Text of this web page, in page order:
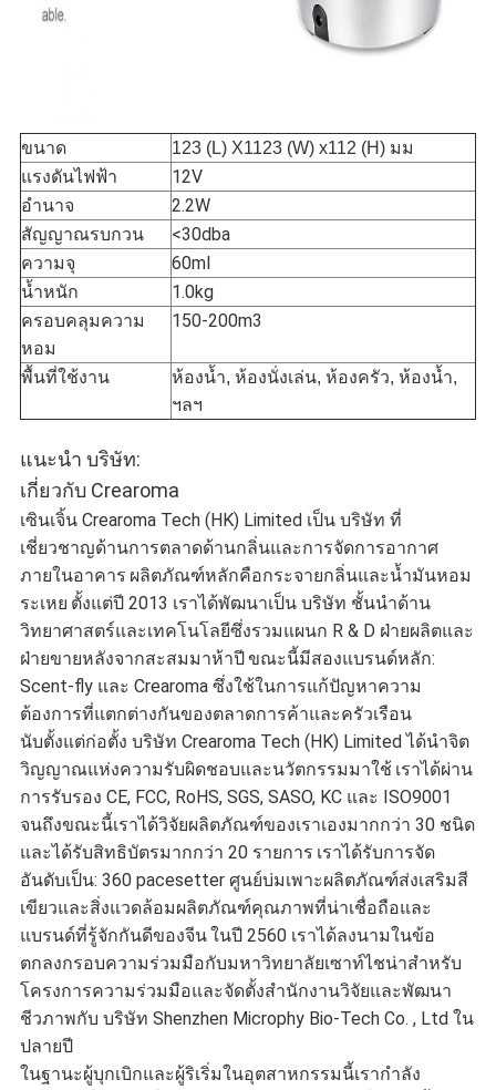
ขนาด 123 (L) X1123 (W) x112 (H) มม
แรงดันไฟฟ้า
12V
อำนาจ
2.2W
สัญญาณรบกวน
<30dba
ความจุ
60ml
น้ำหนัก
1.0kg
ครอบคลุมความ
หอม
150-200m3
พื้นที่ใช้งาน
ห้องน้ำ, ห้องนั่งเล่น, ห้องครัว, ห้องน้ำ,
ฯลฯ
แนะนำ บริษัท:
เกี่ยวกับ Crearoma
เซินเจิ้น Crearoma Tech (HK) Limited เป็น บริษัท ที่
เชี่ยวชาญด้านการตลาดด้านกลิ่นและการจัดการอากาศ
ภายในอาคาร ผลิตภัณฑ์หลักคือกระจายกลิ่นและน้ำมันหอม
ระเหย ตั้งแต่ปี 2013 เราได้พัฒนาเป็น บริษัท ชั้นนำด้าน
วิทยาศาสตร์และเทคโนโลยีซึ่งรวมแผนก R & D ฝ่ายผลิตและ
ฝ่ายขายหลังจากสะสมมาห้าปี ขณะนี้มีสองแบรนด์หลัก:
Scent-fly และ Crearoma ซึ่งใช้ในการแก้ปัญหาความ
ต้องการที่แตกต่างกันของตลาดการค้าและครัวเรือน
นับตั้งแต่ก่อตั้ง บริษัท Crearoma Tech (HK) Limited ได้นำจิต
วิญญาณแห่งความรับผิดชอบและนวัตกรรมมาใช้ เราได้ผ่าน
การรับรอง CE, FCC, RoHS, SGS, SASO, KC และ ISO9001
จนถึงขณะนี้เราได้วิจัยผลิตภัณฑ์ของเราเองมากกว่า 30 ชนิด
และได้รับสิทธิบัตรมากกว่า 20 รายการ เราได้รับการจัด
อันดับเป็น: 360 pacesetter ศูนย์บ่มเพาะผลิตภัณฑ์ส่งเสริมสี
เขียวและสิ่งแวดล้อมผลิตภัณฑ์คุณภาพที่น่าเชื่อถือและ
แบรนด์ที่รู้จักกันดีของจีนในปี 2560 เราได้ลงนามในข้อ
ตกลงกรอบความร่วมมือกับมหาวิทยาลัยเซาท์ไชน่าสำหรับ
โครงการความร่วมมือและจัดตั้งสำนักงานวิจัยและพัฒนา
ชีวภาพกับ บริษัท Shenzhen Microphy Bio-Tech Co. , Ltd ใน
ปลายปี
ในฐานะผู้บุกเบิกและผู้ริเริ่มในอุตสาหกรรมนี้เรากำลัง